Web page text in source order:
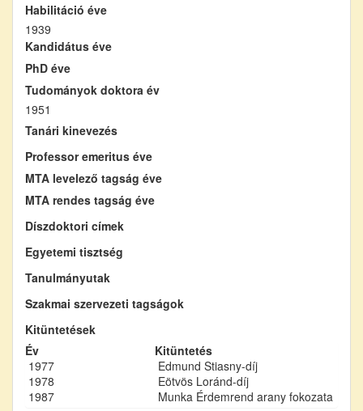
Habilitáció éve
1939
Kandidátus éve
PhD éve
Tudományok doktora év
1951
Tanári kinevezés
Professor emeritus éve
MTA levelező tagság éve
MTA rendes tagság éve
Díszdoktori címek
Egyetemi tisztség
Tanulmányutak
Szakmai szervezeti tagságok
Kitüntetések
Év
Kitüntetés
1977
Edmund Stiasny-díj
1978
Eötvös Loránd-díj
1987
Munka Érdemrend arany fokozata